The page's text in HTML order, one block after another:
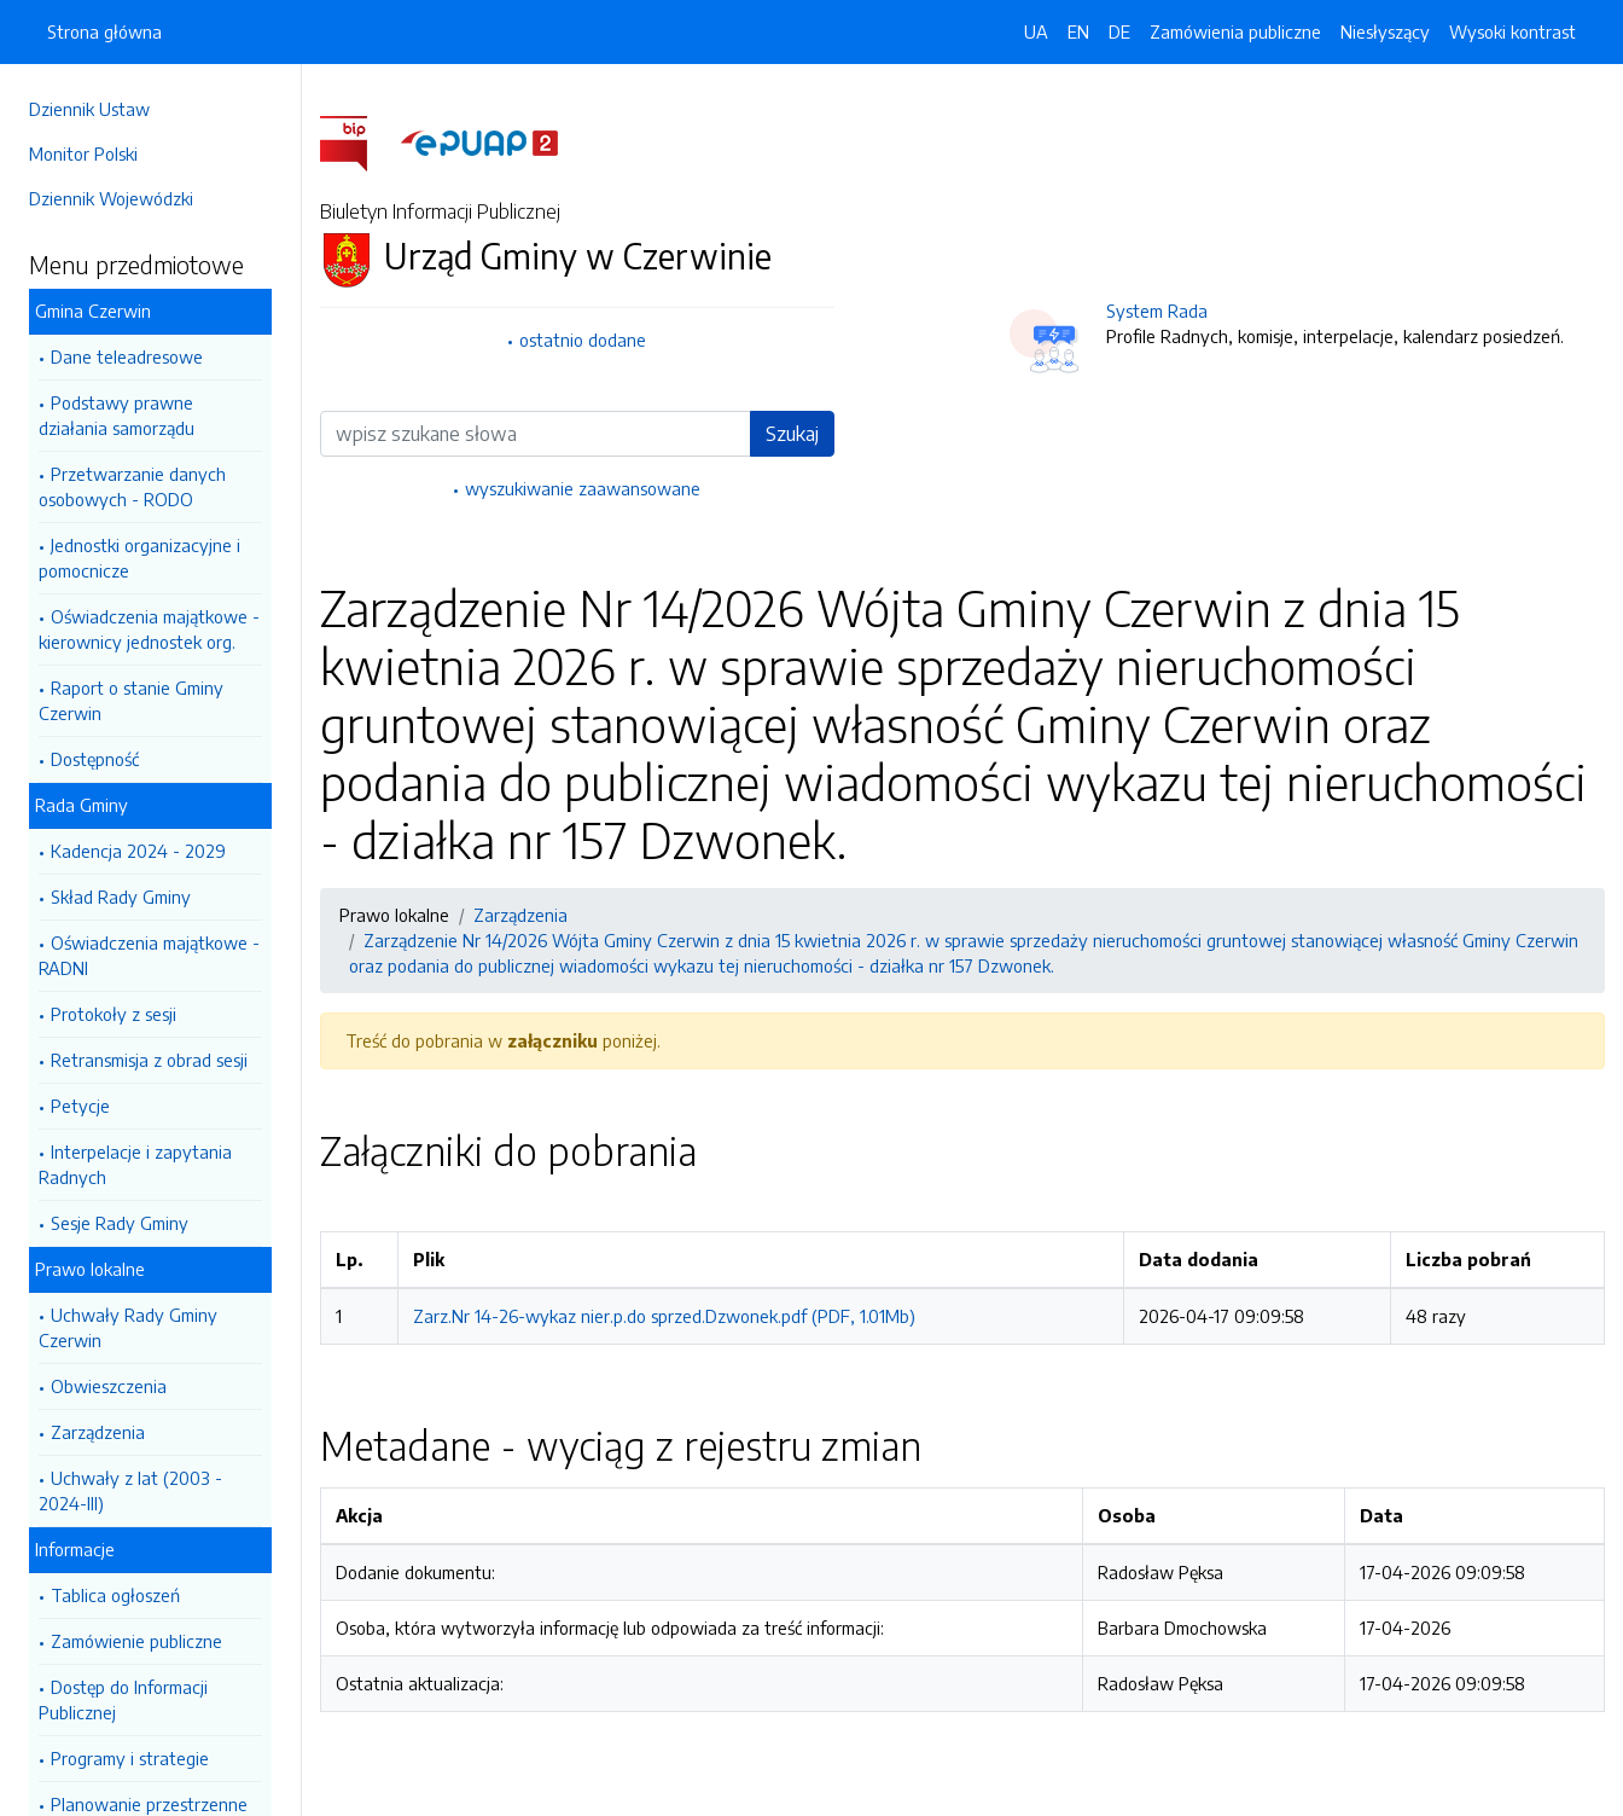
Dziennik Ustaw
Monitor Polski
Dziennik Wojewódzki
Menu przedmiotowe
Gmina Czerwin
Dane teleadresowe
Podstawy prawne
działania samorządu
Przetwarzanie danych
osobowych - RODO
Jednostki organizacyjne i
pomocnicze
Oświadczenia majątkowe -
kierownicy jednostek org.
Raport o stanie Gminy
Czerwin
Dostępność
Rada Gminy
Kadencja 2024 - 2029
Skład Rady Gminy
Oświadczenia majątkowe -
RADNI
Protokoły z sesji
Retransmisja z obrad sesji
Petycje
Interpelacje i zapytania
Radnych
Sesje Rady Gminy
Prawo lokalne
Uchwały Rady Gminy
Czerwin
Obwieszczenia
Zarządzenia
Uchwały z lat (2003 -
2024-III)
Informacje
Tablica ogłoszeń
Zamówienie publiczne
Dostęp do Informacji
Publicznej
Programy i strategie
Planowanie przestrzenne
Strona główna UA EN DE Zamówienia publiczne Niesłyszący Wysoki kontrast
Biuletyn Informacji Publicznej
Urząd Gminy w Czerwinie
ostatnio dodane
Wyszukiwarka Szukaj
wyszukiwanie zaawansowane
System Rada
Profile Radnych, komisje, interpelacje, kalendarz posiedzeń.
Zarządzenie Nr 14/2026 Wójta Gminy Czerwin z dnia 15
kwietnia 2026 r. w sprawie sprzedaży nieruchomości
gruntowej stanowiącej własność Gminy Czerwin oraz
podania do publicznej wiadomości wykazu tej nieruchomości
- działka nr 157 Dzwonek.
Prawo lokalne
Zarządzenia
Zarządzenie Nr 14/2026 Wójta Gminy Czerwin z dnia 15 kwietnia 2026 r. w sprawie sprzedaży nieruchomości gruntowej stanowiącej własność Gminy Czerwin
oraz podania do publicznej wiadomości wykazu tej nieruchomości - działka nr 157 Dzwonek.
Treść do pobrania w załączniku poniżej.
Załączniki do pobrania
Lp. Plik Data dodania Liczba pobrań
1 Zarz.Nr 14-26-wykaz nier.p.do sprzed.Dzwonek.pdf (PDF, 1.01Mb) 2026-04-17 09:09:58 48 razy
Metadane - wyciąg z rejestru zmian
Akcja Osoba Data
Dodanie dokumentu: Radosław Pęksa 17-04-2026 09:09:58
Osoba, która wytworzyła informację lub odpowiada za treść informacji: Barbara Dmochowska 17-04-2026
Ostatnia aktualizacja: Radosław Pęksa 17-04-2026 09:09:58